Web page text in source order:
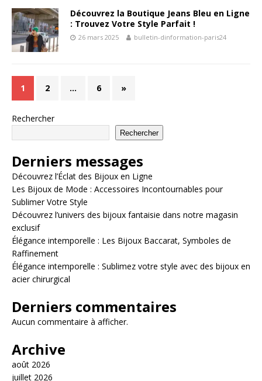
Découvrez la Boutique Jeans Bleu en Ligne
: Trouvez Votre Style Parfait !
26 mars 2025 bulletin-dinformation-paris24
1 2 … 6 »
Rechercher
Rechercher
Derniers messages
Découvrez l’Éclat des Bijoux en Ligne
Les Bijoux de Mode : Accessoires Incontournables pour
Sublimer Votre Style
Découvrez l’univers des bijoux fantaisie dans notre magasin
exclusif
Élégance intemporelle : Les Bijoux Baccarat, Symboles de
Raffinement
Élégance intemporelle : Sublimez votre style avec des bijoux en
acier chirurgical
Derniers commentaires
Aucun commentaire à afficher.
Archive
août 2026
juillet 2026